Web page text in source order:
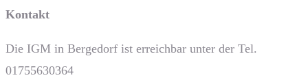
Kontakt
Die IGM in Bergedorf ist erreichbar unter der Tel.
01755630364